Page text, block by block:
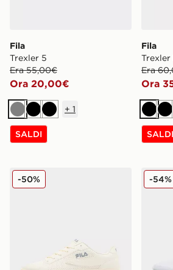
Fila
Trexler 5
Era 55,00€
Ora 20,00€
Grigio
NeroNero
+ 1
SALDI
Fila
Trexler
Era
Ora
Nero
SALDI
Fila Fiorenzo
-50% Fila
-54%